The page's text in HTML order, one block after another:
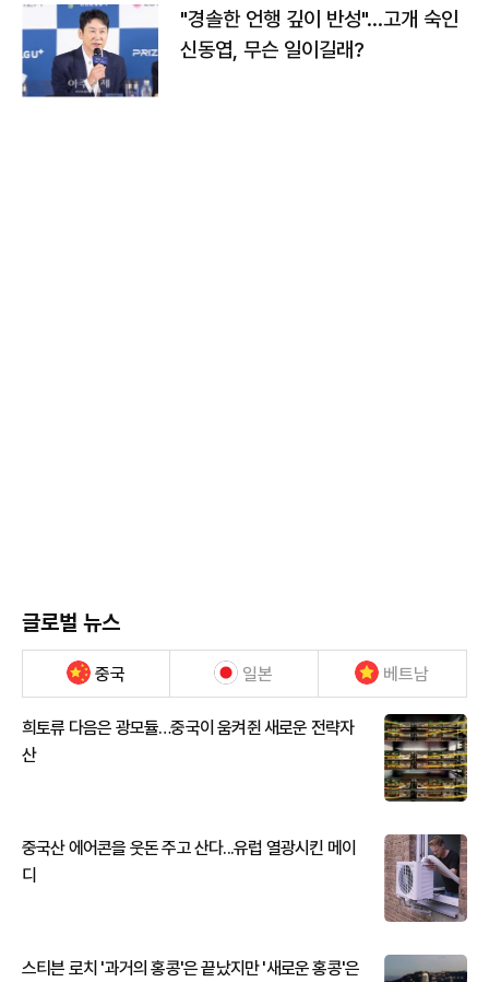
"경솔한 언행 깊이 반성"…고개 숙인
신동엽, 무슨 일이길래?
글로벌 뉴스
중국 일본 베트남
희토류 다음은 광모듈…중국이 움켜쥔 새로운 전략자
산
중국산 에어콘을 웃돈 주고 산다...유럽 열광시킨 메이
디
스티븐 로치 '과거의 홍콩'은 끝났지만 '새로운 홍콩'은